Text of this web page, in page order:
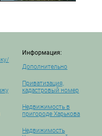
Информация:
Дополнительно
Приватизация,
кадастровый номер
Недвижимость в
пригороде Харькова
Недвижимость